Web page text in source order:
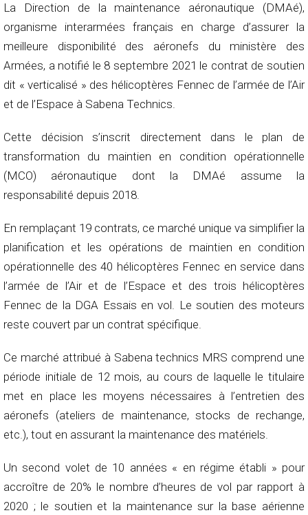
La Direction de la maintenance aéronautique (DMAé),
organisme interarmées français en charge d’assurer la
meilleure disponibilité des aéronefs du ministère des
Armées, a notifié le 8 septembre 2021 le contrat de soutien
dit « verticalisé » des hélicoptères Fennec de l’armée de l’Air
et de l’Espace à Sabena Technics.
Cette décision s’inscrit directement dans le plan de
transformation du maintien en condition opérationnelle
(MCO) aéronautique dont la DMAé assume la
responsabilité depuis 2018.
En remplaçant 19 contrats, ce marché unique va simplifier la
planification et les opérations de maintien en condition
opérationnelle des 40 hélicoptères Fennec en service dans
l’armée de l’Air et de l’Espace et des trois hélicoptères
Fennec de la DGA Essais en vol. Le soutien des moteurs
reste couvert par un contrat spécifique.
Ce marché attribué à Sabena technics MRS comprend une
période initiale de 12 mois, au cours de laquelle le titulaire
met en place les moyens nécessaires à l’entretien des
aéronefs (ateliers de maintenance, stocks de rechange,
etc.), tout en assurant la maintenance des matériels.
Un second volet de 10 années « en régime établi » pour
accroître de 20% le nombre d’heures de vol par rapport à
2020 ; le soutien et la maintenance sur la base aérienne